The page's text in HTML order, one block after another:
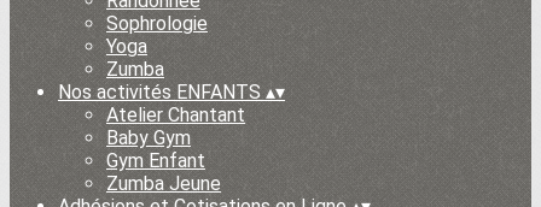
Sophrologie
Yoga
Zumba
Nos activités ENFANTS ▴▾
Atelier Chantant
Baby Gym
Gym Enfant
Zumba Jeune